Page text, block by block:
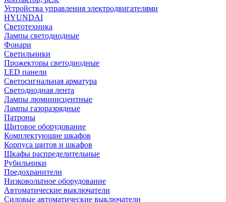
Устройства управления электродвигателями
HYUNDAI
Светотехника
Лампы светодиодные
Фонари
Светильники
Прожекторы светодиодные
LED панели
Светосигнальная арматура
Светодиодная лента
Лампы люминисцентные
Лампы газоразрядные
Патроны
Щитовое оборудование
Комплектующие шкафов
Корпуса щитов и шкафов
Шкафы распределительные
Рубильники
Предохранители
Низковольтное оборудование
Автоматические выключатели
Силовые автоматические выключатели